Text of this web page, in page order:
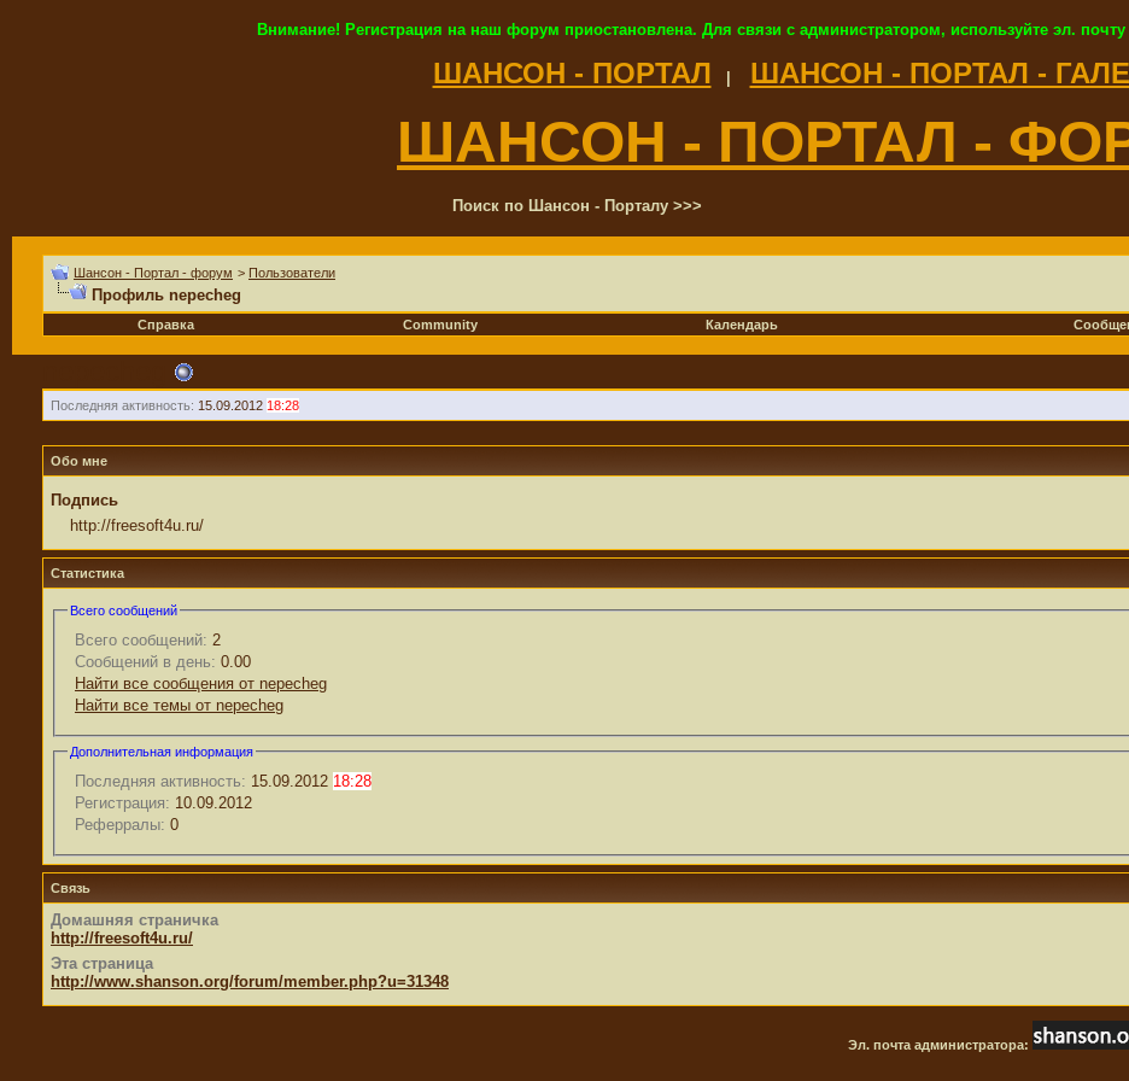
Внимание! Регистрация на наш форум приостановлена. Для связи с администратором, используйте эл. почту
ШАНСОН - ПОРТАЛ ШАНСОН - ПОРТАЛ -
ШАНСОН - ПОРТАЛ -
Поиск по Шансон - Порталу >>>
Шансон - Портал - форум > Пользователи
Профиль nepecheg
Справка
Community Календарь
Последняя активность: 15.09.2012 18:28
Обо мне
Подпись
http://freesoft4u.ru/
Статистика
Всего сообщений
Всего сообщений: 2
Сообщений в день: 0.00
Найти все сообщения от nepecheg
Найти все темы от nepecheg
Дополнительная информация
Последняя активность: 15.09.2012 18:28
Регистрация: 10.09.2012
Реферралы: 0
Связь
Домашняя страничка
http://freesoft4u.ru/
Эта страница
http://www.shanson.org/forum/member.php?u=31348
Эл. почта администратора: